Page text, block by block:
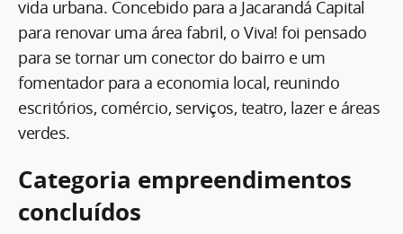
vida urbana. Concebido para a Jacarandá Capital
para renovar uma área fabril, o Viva! foi pensado
para se tornar um conector do bairro e um
fomentador para a economia local, reunindo
escritórios, comércio, serviços, teatro, lazer e áreas
verdes.
Categoria empreendimentos
concluídos